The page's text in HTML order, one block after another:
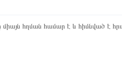
միայն հղման համար է և հիմնված է